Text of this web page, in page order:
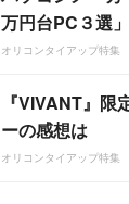
万円台PC３選」
オリコンタイアップ特集
『VIVANT』
ーの感想は
オリコンタイアップ特集